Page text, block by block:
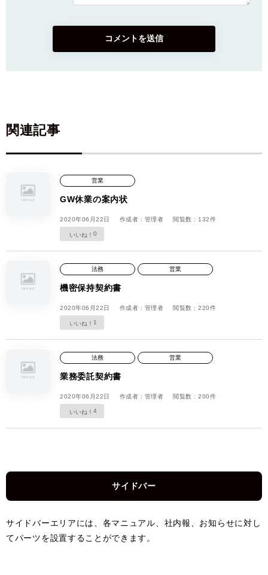
関連記事
営業
GW休業の案内状
2020年06月22日 作成者 : 管理者 閲覧数 : 132件
0
法務 営業
機密保持契約書
2020年06月22日 作成者 : 管理者 閲覧数 : 220件
1
法務 営業
業務委託契約書
2020年06月22日 作成者 : 管理者 閲覧数 : 200件
4
サイドバー
サイドバーエリアには、各マニュアル、社内報、お知らせに対し
てパーツを設置することができます。